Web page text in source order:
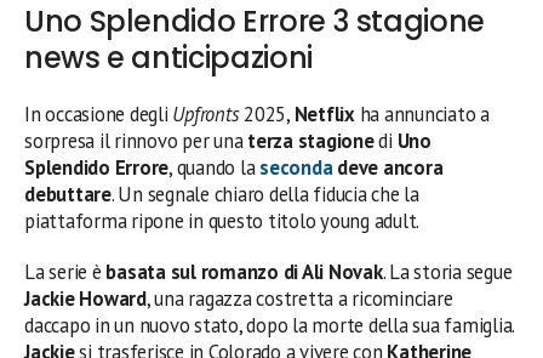
Uno Splendido Errore 3 stagione
news e anticipazioni
In occasione degli Upfronts2025, Netflixha annunciato a
sorpresa il rinnovo per unaterza stagionedi Uno
Splendido Errore, quando lasecondadeve ancora
debuttare. Un segnale chiaro della fiducia che la
piattaforma ripone in questo titolo young adult.
La serie è basata sul romanzo di Ali Novak. La storia segue
Jackie Howard, una ragazza costretta a ricominciare
daccapo in un nuovo stato, dopo la morte della sua famiglia.
Jackiesi trasferisce in Colorado a vivere con Katherine